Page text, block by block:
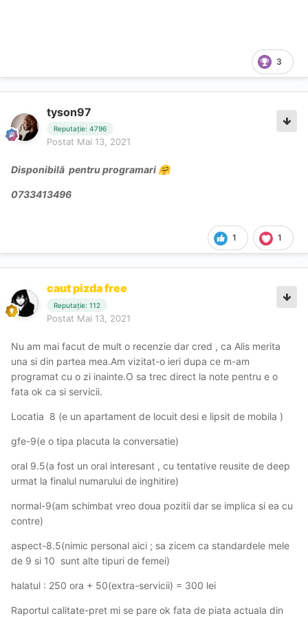
3
tyson97
Reputație: 4796
Postat Mai 13, 2021
Disponibilă pentru programari 🤗
0733413496
1 1
caut pizda free
Reputație: 112
Postat Mai 13, 2021
Nu am mai facut de mult o recenzie dar cred , ca Alis merita
una si din partea mea.Am vizitat-o ieri dupa ce m-am
programat cu o zi inainte.O sa trec direct la note pentru e o
fata ok ca si servicii.
Locatia 8 (e un apartament de locuit desi e lipsit de mobila )
gfe-9(e o tipa placuta la conversatie)
oral 9.5(a fost un oral interesant , cu tentative reusite de deep
urmat la finalul numarului de inghitire)
normal-9(am schimbat vreo doua pozitii dar se implica si ea cu
contre)
aspect-8.5(nimic personal aici ; sa zicem ca standardele mele
de 9 si 10 sunt alte tipuri de femei)
halatul : 250 ora + 50(extra-servicii) = 300 lei
Raportul calitate-pret mi se pare ok fata de piata actuala din